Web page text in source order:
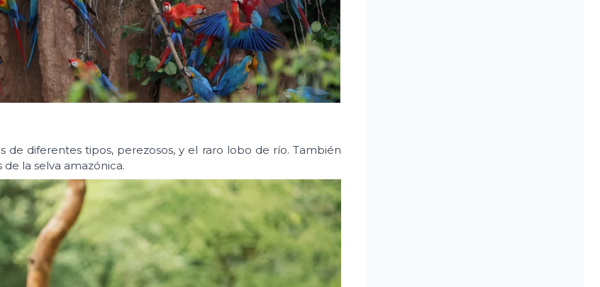
de diferentes tipos, perezosos, y el raro lobo de río. También
la selva amazónica.